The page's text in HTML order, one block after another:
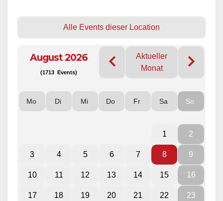
Alle Events dieser Location
August 2026
(1713 Events)
Aktueller
Monat
Mo Di Mi Do Fr Sa So
1 2
3 4 5 6 7 8 9
10 11 12 13 14 15 16
17 18 19 20 21 22 23